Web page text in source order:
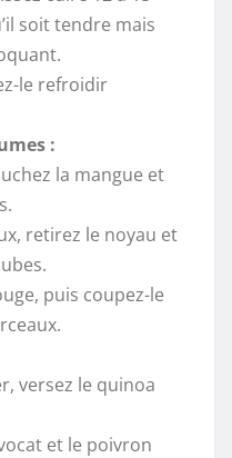
soit tendre mais
le refroidir
:
la mangue et
retirez le noyau et
puis coupez-le
versez le quinoa
et le poivron